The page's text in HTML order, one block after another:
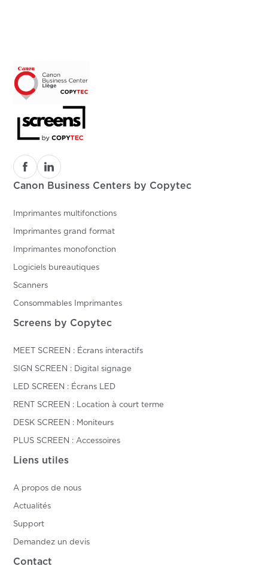
Canon Business Centers by Copytec
Imprimantes multifonctions
Imprimantes grand format
Imprimantes monofonction
Logiciels bureautiques
Scanners
Consommables Imprimantes
Screens by Copytec
MEET SCREEN : Écrans interactifs
SIGN SCREEN : Digital signage
LED SCREEN : Écrans LED
RENT SCREEN : Location à court terme
DESK SCREEN : Moniteurs
PLUS SCREEN : Accessoires
Liens utiles
A propos de nous
Actualités
Support
Demandez un devis
Contact